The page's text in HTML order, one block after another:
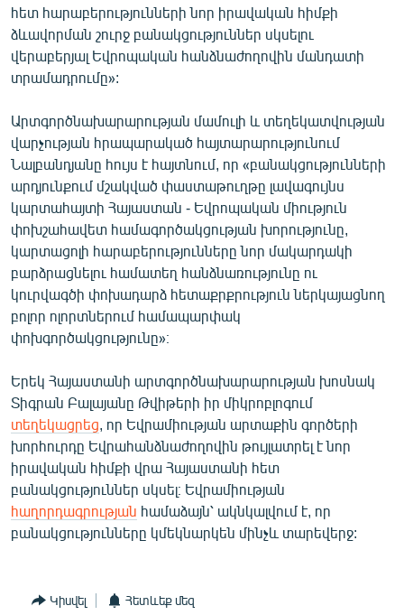
Հայերեն
English
Русский
ՀԵՏԵՎԵՔ ՄԵԶ
«Ազատության» բոլոր կայքերը
հետ հարաբերությունների նոր իրավական հիմքի
ձևավորման շուրջ բանակցություններ սկսելու
վերաբերյալ Եվրոպական հանձնաժողովին մանդատի
տրամադրումը»:
Արտգործնախարարության մամուլի և տեղեկատվության
վարչության հրապարակած հայտարարությունում
Նալբանդյանը հույս է հայտնում, որ «բանակցությունների
արդյունքում մշակված փաստաթուղթը լավագույնս
կարտահայտի Հայաստան - Եվրոպական միություն
փոխշահավետ համագործակցության խորությունը,
կարտացոլի հարաբերությունները նոր մակարդակի
բարձրացնելու համատեղ հանձնառությունը ու
կուրվագծի փոխադարձ հետաքրքրություն ներկայացնող
բոլոր ոլորտներում համապարփակ
փոխգործակցությունը»։
Երեկ Հայաստանի արտգործնախարարության խոսնակ
Տիգրան Բալայանը Թվիթերի իր միկրոբլոգում
տեղեկացրեց , որ Եվրամիության արտաքին գործերի
խորհուրդը Եվրահանձնաժողովին թույլատրել է նոր
իրավական հիմքի վրա Հայաստանի հետ
բանակցություններ սկսել։ Եվրամիության
հաղորդագրության համաձայն՝ ակնկալվում է, որ
բանակցությունները կմեկնարկեն մինչև տարեվերջ:
Կիսվել Հետևեք մեզ